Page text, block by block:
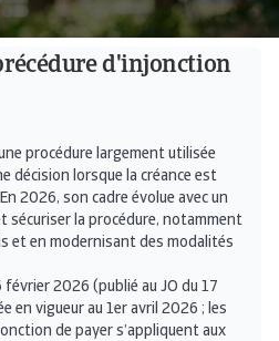
d'injonction
procédure largement utilisée
décision lorsque la créance est
2026, son cadre évolue avec un
sécuriser la procédure, notamment
et en modernisant des modalités
2026 (publié au JO du 17
en vigueur au 1er avril 2026 ; les
de payer s’appliquent aux